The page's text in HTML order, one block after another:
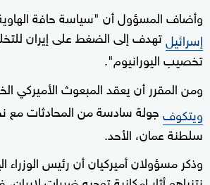
وأضاف المسؤول أن "سياسة حافة الهاوية
إسرائيلتهدف إلى الضغط على إيران
تخصيب اليورانيوم".
ومن المقرر أن يعقد المبعوث الأميركي
ويتكوفجولة سادسة من المحادثات مع
سلطنة عمان، الأحد.
وذكر مسؤولان أميركيان أن رئيس الوزراء